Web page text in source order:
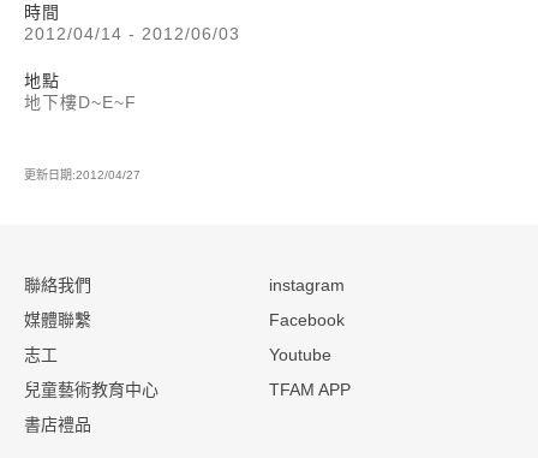
時間
2012/04/14 - 2012/06/03
地點
地下樓D~E~F
更新日期:2012/04/27
聯絡我們
媒體聯繫
志工
兒童藝術教育中心
書店禮品
instagram
Facebook
Youtube
TFAM APP